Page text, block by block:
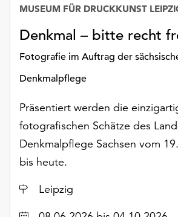
Impressum
Denkmal – bitte recht
Fotografie im Auftrag der
Denkmalpflege
MUSEUM FÜR DRUCKKUNST
Präsentiert werden die
fotografischen Schätze des
Denkmalpflege Sachsen vom
bis heute.
Ort
Leipzig